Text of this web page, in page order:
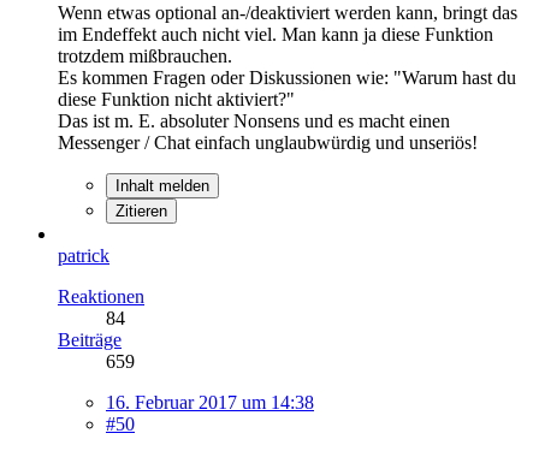
Wenn etwas optional an-/deaktiviert werden kann, bringt das
im Endeffekt auch nicht viel. Man kann ja diese Funktion
trotzdem mißbrauchen.
Es kommen Fragen oder Diskussionen wie: "Warum hast du
diese Funktion nicht aktiviert?"
Das ist m. E. absoluter Nonsens und es macht einen
Messenger / Chat einfach unglaubwürdig und unseriös!
Inhalt melden
Zitieren
patrick
Reaktionen
84
Beiträge
659
16. Februar 2017 um 14:38
#50